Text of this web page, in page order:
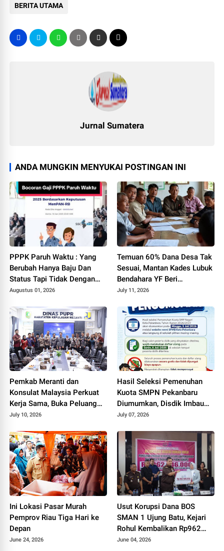
BERITA UTAMA
Jurnal Sumatera
ANDA MUNGKIN MENYUKAI POSTINGAN INI
PPPK Paruh Waktu : Yang
Berubah Hanya Baju Dan
Status Tapi Tidak Dengan
Gaji Kami
Augustus 01, 2026
Temuan 60% Dana Desa Tak
Sesuai, Mantan Kades Lubuk
Bendahara YF Beri
Tanggapan
July 11, 2026
Pemkab Meranti dan
Konsulat Malaysia Perkuat
Kerja Sama, Buka Peluang
Kerja, Beasiswa, hingga
July 10, 2026
Hasil Seleksi Pemenuhan
Kuota SMPN Pekanbaru
Diumumkan, Disdik Imbau
Orang Tua Dampingi Anak
July 07, 2026
Ini Lokasi Pasar Murah
Pemprov Riau Tiga Hari ke
Depan
June 24, 2026
Usut Korupsi Dana BOS
SMAN 1 Ujung Batu, Kejari
Rohul Kembalikan Rp962
Juta dan Sita Aset Miliaran
June 04, 2026